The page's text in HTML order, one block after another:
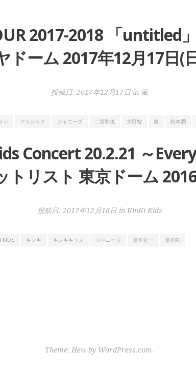
2017-2018 「untitled
ドーム 2017年12月17日(
投稿日: 2017年12月17日 in 嵐
シ アラシック ジャニーズ 二宮和也 大野智 嵐 松本潤
Concert 20.2.21 ～
トリスト 東京ドーム
投稿日: 2017年12月16日in KinKi Kids
KIDS キンキ キンキキッズ ジャニーズ 堂本光一 堂本剛
Theme: Hew by WordPress.com.